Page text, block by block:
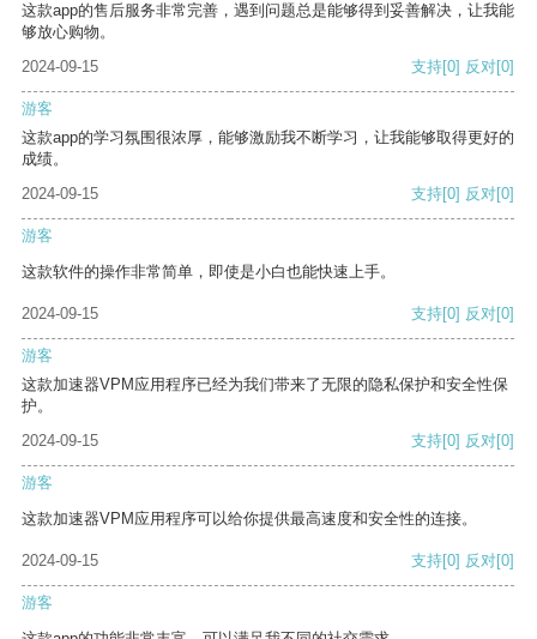
这款app的售后服务非常完善，遇到问题总是能够得到妥善解决，让我能
够放心购物。
2024-09-15
支持[0] 反对[0]
游客
这款app的学习氛围很浓厚，能够激励我不断学习，让我能够取得更好的
成绩。
2024-09-15
支持[0] 反对[0]
游客
这款软件的操作非常简单，即使是小白也能快速上手。
2024-09-15 支持[0] 反对[0]
游客
这款加速器VPM应用程序已经为我们带来了无限的隐私保护和安全性保
护。
2024-09-15
支持[0] 反对[0]
游客
这款加速器VPM应用程序可以给你提供最高速度和安全性的连接。
2024-09-15 支持[0] 反对[0]
游客